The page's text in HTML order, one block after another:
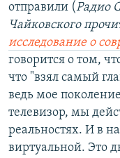
отправили (Радио
Чайковского
исследование о
говорится о том,
что "взял самый
ведь мое
телевизор, мы
реальностях. И в
виртуальной. Это